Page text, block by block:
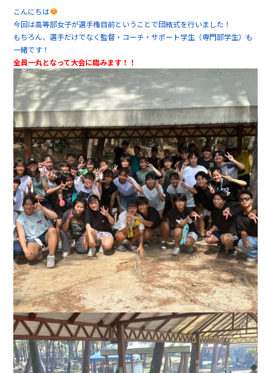
こんにちは
今回は高等部女子が選手権目前ということで団結式を行いました！
もちろん、選手だけでなく監督・コーチ・サポート学生（専門部学生）も
一緒です！
全員一丸となって大会に臨みます！！